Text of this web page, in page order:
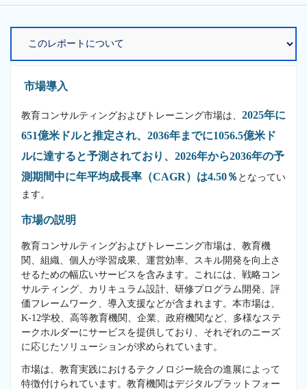
市場導入
教育コンサルティングおよびトレーニング市場は、 2025年に
651億米ドルと推定され、2036年までに1056.5億米ド
ルに達すると予測されており、2026年から2036年の予
測期間中に年平均成長率（CAGR）は4.50％ となってい
ます。
市場の説明
教育コンサルティングおよびトレーニング市場は、教育機
関、組織、個人が学習成果、運営効率、スキル開発を向上さ
せるための幅広いサービスを含みます。これには、戦略コン
サルティング、カリキュラム設計、研修プログラム開発、評
価フレームワーク、導入支援などが含まれます。本市場は、
K-12学校、高等教育機関、企業、政府機関など、多様なステ
ークホルダーにサービスを提供しており、それぞれのニーズ
に応じたソリューションが求められています。
市場は、教育実践におけるテクノロジー統合の進展によって
特徴付けられています。教育機関はデジタルプラットフォー